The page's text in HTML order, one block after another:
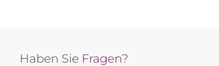
Haben Sie Fragen?